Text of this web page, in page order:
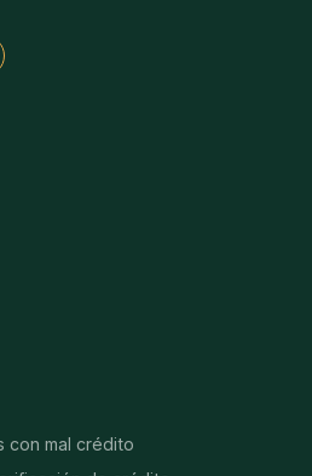
con mal crédito